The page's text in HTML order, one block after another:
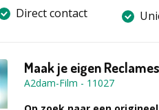
Direct contact
Maak je eigen
A2dam-Film - 11027